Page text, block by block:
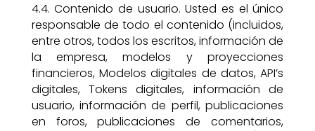
4.4. Contenido de usuario. Usted es el único
responsable de todo el contenido (incluidos,
entre otros, todos los escritos, información de
la empresa, modelos y proyecciones
financieros, Modelos digitales de datos, API’s
digitales, Tokens digitales, información de
usuario, información de perfil, publicaciones
en foros, publicaciones de comentarios,